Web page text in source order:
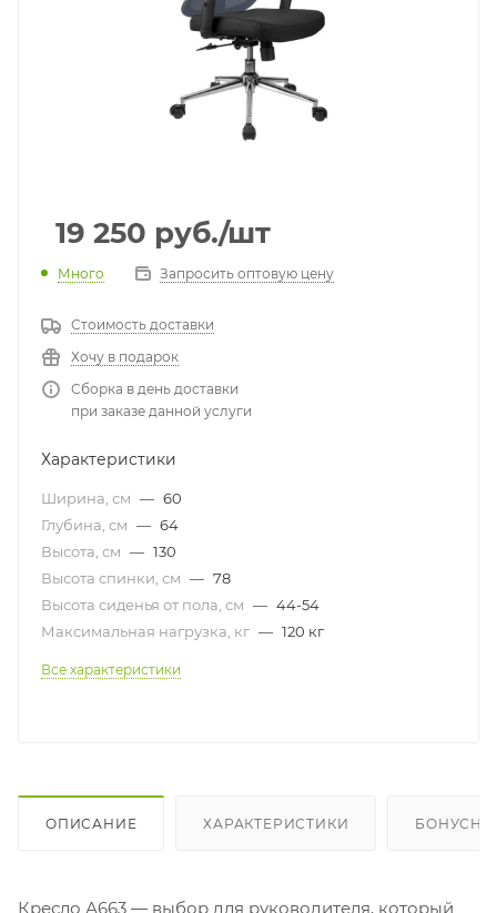
19 250 руб./шт
Много Запросить оптовую цену
Стоимость доставки
Хочу в подарок
Сборка в день доставки
при заказе данной услуги
Характеристики
Ширина, см — 60
Глубина, см — 64
Высота, см — 130
Высота спинки, см — 78
Высота сиденья от пола, см — 44-54
Максимальная нагрузка, кг — 120 кг
Все характеристики
ОПИСАНИЕ ХАРАКТЕРИСТИКИ
Кресло А663 — выбор для руководителя, который